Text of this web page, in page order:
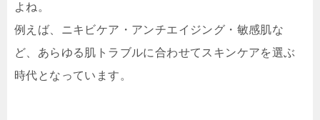
よね。
例えば、ニキビケア・アンチエイジング・敏感肌な
ど、あらゆる肌トラブルに合わせてスキンケアを選ぶ
時代となっています。